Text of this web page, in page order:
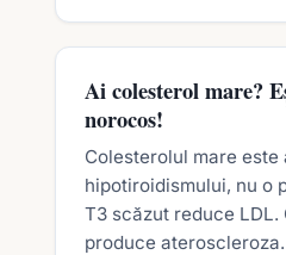
Ai colesterol mare?
norocos!
Colesterolul mare este
hipotiroidismului, nu o
T3 scăzut reduce
produce ateroscleroza.